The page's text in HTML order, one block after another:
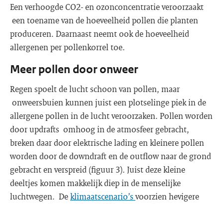
Een verhoogde CO2- en ozonconcentratie veroorzaakt
een toename van de hoeveelheid pollen die planten
produceren. Daarnaast neemt ook de hoeveelheid
allergenen per pollenkorrel toe.
Meer pollen door onweer
Regen spoelt de lucht schoon van pollen, maar
onweersbuien kunnen juist een plotselinge piek in de
allergene pollen in de lucht veroorzaken. Pollen worden
door updrafts omhoog in de atmosfeer gebracht,
breken daar door elektrische lading en kleinere pollen
worden door de downdraft en de outflow naar de grond
gebracht en verspreid (figuur 3). Juist deze kleine
deeltjes komen makkelijk diep in de menselijke
luchtwegen. Deklimaatscenario’svoorzien hevigere